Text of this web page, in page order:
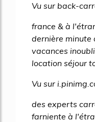
Vu sur back-
france & à
dernière minute
vacances
location séjour
Vu sur
des experts
farniente à